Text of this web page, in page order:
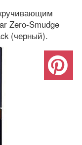
Zero-Smudge
(черный).